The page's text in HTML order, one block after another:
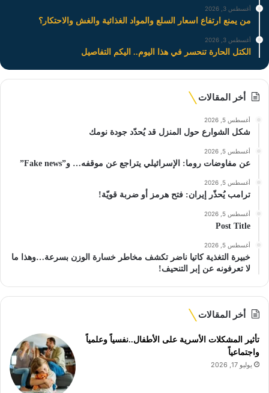
أغسطس 3, 2026
من يمنع ارتفاع اسعار السلع والمواد الغذائية والغش والاحتكار؟
أغسطس 3, 2026
الكتل الحارة تنحسر في هذا اليوم.. اليكم التفاصيل
أخر المقالات
أغسطس 5, 2026
شكل الشوارع حول المنزل قد يُحدّد جودة نومك
أغسطس 5, 2026
عن مفاوضات روما: الإسرائيلي يتراجع عن موقفه… و”Fake news”
أغسطس 5, 2026
ترامب يُحذّر إيران: فتح هرمز أو ضربة قويّة!
أغسطس 5, 2026
Post Title
أغسطس 5, 2026
خبيرة التغذية كاتيا ناضر تكشف مخاطر خسارة الوزن بسرعة…وهذا ما
لا تعرفونه عن إبر التنحيف!
أخر المقالات
تأثير المشكلات الأسرية على الأطفال..نفسياً وعلمياً
واجتماعياً
يوليو 17, 2026